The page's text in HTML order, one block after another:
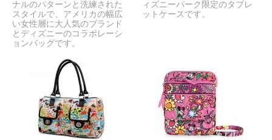
ナルのパターンと洗練された
スタイルで、アメリカの幅広
い女性層に大人気のブランド
とディズニーのコラボレーシ
ョンバッグです。
ィズニーパーク限定のタブレ
ットケースです。